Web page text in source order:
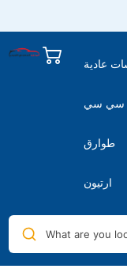
عادية
سي سي
طوارق
ارتيون
What are you